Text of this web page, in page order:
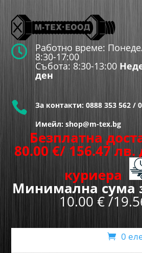
 Работно време:
8:30-17:00
Събота: 8:30-13:00
ден
 За контакти: 0888 353 562 /
Имейл: shop@m-tex.bg
Безплатна
80.00 €/ 156.47 лв.
куриера
Минимална сума
10.00 € /
0